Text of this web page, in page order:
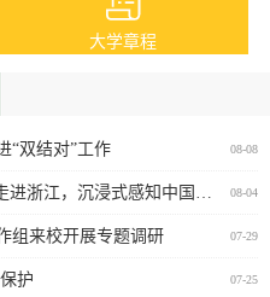
大学章程
08-08
“双结对”工作
08-04
07-29
组来校开展专题调研
07-25
护